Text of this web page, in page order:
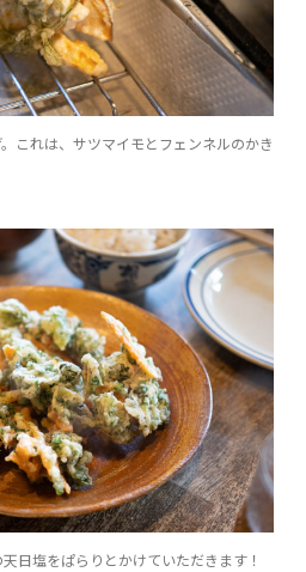
これは、サツマイモとフェンネルのかき
日塩をぱらりとかけていただきます！